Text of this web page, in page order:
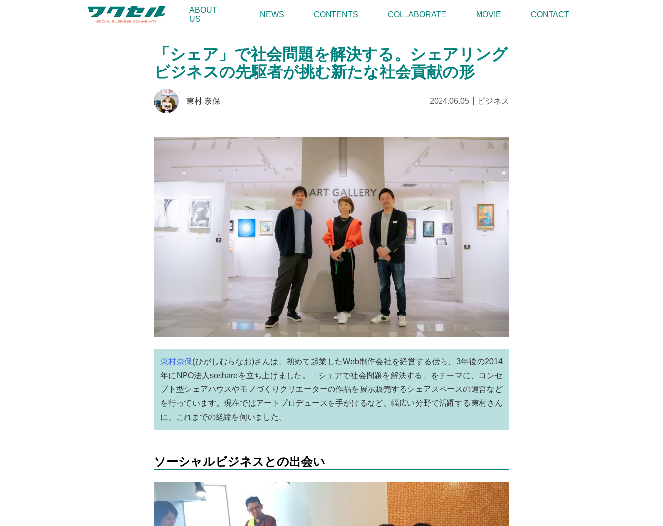
ABOUT
US
NEWS CONTENTS COLLABORATE MOVIE CONTACT
「シェア」で社会問題を解決する。シェアリング
ビジネスの先駆者が挑む新たな社会貢献の形
東村 奈保 2024.06.05 ビジネス
東村奈保(ひがしむらなお)さんは、初めて起業したWeb制作会社を経営する傍ら、3年後の2014
年にNPO法人soshareを立ち上げました。「シェアで社会問題を解決する」をテーマに、コンセ
プト型シェアハウスやモノづくりクリエーターの作品を展示販売するシェアスペースの運営など
を行っています。現在ではアートプロデュースを手がけるなど、幅広い分野で活躍する東村さん
に、これまでの経緯を伺いました。
ソーシャルビジネスとの出会い